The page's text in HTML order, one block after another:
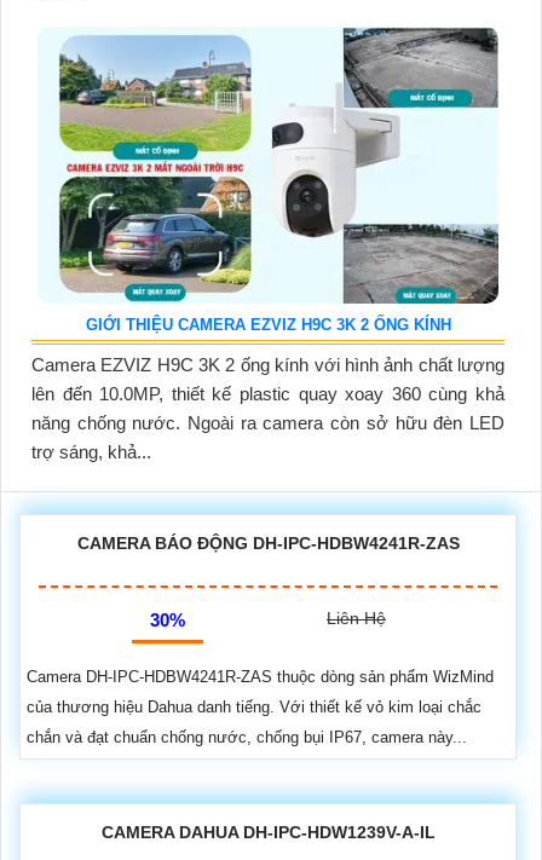
GIỚI THIỆU CAMERA EZVIZ H9C 3K 2 ỐNG KÍNH
Camera EZVIZ H9C 3K 2 ống kính với hình ảnh chất lượng
lên đến 10.0MP, thiết kế plastic quay xoay 360 cùng khả
năng chống nước. Ngoài ra camera còn sở hữu đèn LED
trợ sáng, khả...
CAMERA BÁO ĐỘNG DH-IPC-HDBW4241R-ZAS
30% Liên Hệ
Camera DH-IPC-HDBW4241R-ZAS thuộc dòng sản phẩm WizMind
của thương hiệu Dahua danh tiếng. Với thiết kế vỏ kim loại chắc
chắn và đạt chuẩn chống nước, chống bụi IP67, camera này...
CAMERA DAHUA DH-IPC-HDW1239V-A-IL